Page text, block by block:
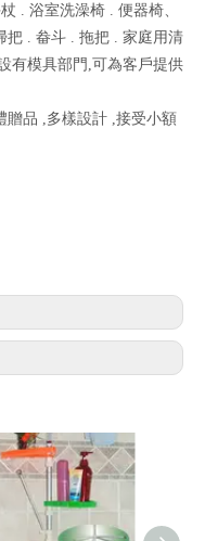
. 浴室洗澡椅 . 便器椅、
把 . 畚斗 . 拖把 . 家庭用清
模具部門,可為客戶提供
贈品 ,多樣設計 ,接受小額